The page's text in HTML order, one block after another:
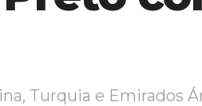
Turquia e Emirados